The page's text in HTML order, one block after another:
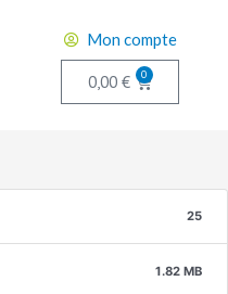
Mon compte
0,00€ 0
25
1.82 MB